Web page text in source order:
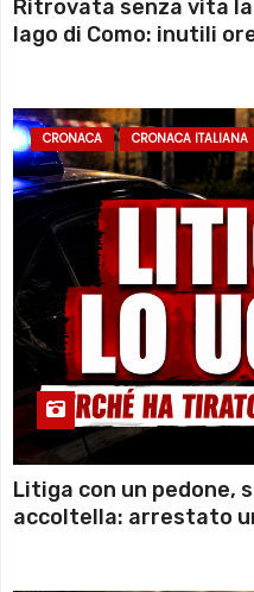
Ritrovata senza vita
lago di Como: inutili
CRONACA CRONACA ITALIANA
Litiga con un pedone,
accoltella: arrestato